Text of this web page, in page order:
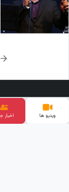
ویدیو ها اخبار